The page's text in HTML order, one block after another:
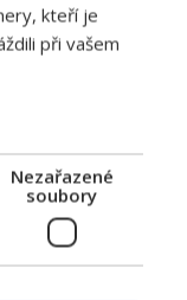
kteří je
při vašem
Nezařazené
soubory